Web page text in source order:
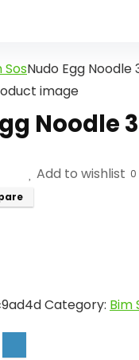
SosNudo Egg Noodle
Noodle
Add to wishlist 0
Category: Bim